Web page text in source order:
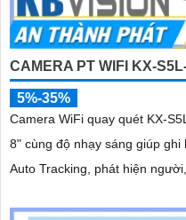
CAMERA PT WIFI KX-
5%-35%
Camera WiFi quay quét KX-
8" cùng độ nhạy sáng giúp ghi hình
Auto Tracking, phát hiện